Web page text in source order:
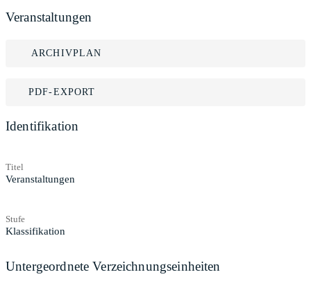
Veranstaltungen
ARCHIVPLAN
PDF-EXPORT
Identifikation
Titel
Veranstaltungen
Stufe
Klassifikation
Untergeordnete Verzeichnungseinheiten